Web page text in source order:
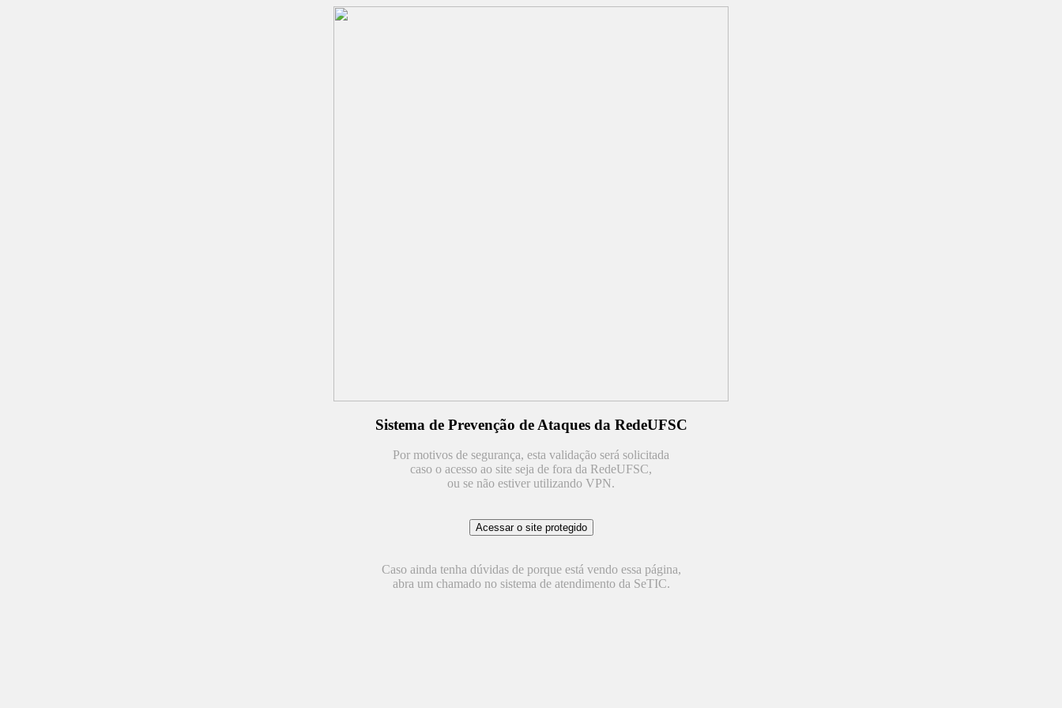
Sistema de Prevenção de Ataques da RedeUFSC
Por motivos de segurança, esta validação será solicitada
caso o acesso ao site seja de fora da RedeUFSC,
ou se não estiver utilizando VPN.
Caso ainda tenha dúvidas de porque está vendo essa página,
abra um chamado no sistema de atendimento da SeTIC.